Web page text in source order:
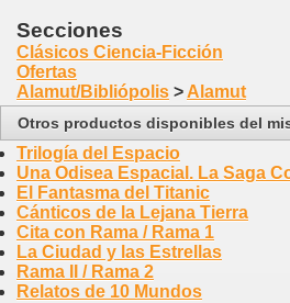
Secciones
Clásicos Ciencia-Ficción
Ofertas
Alamut/Bibliópolis > Alamut
Otros productos disponibles del
Trilogía del Espacio
Una Odisea Espacial. La Saga
El Fantasma del Titanic
Cánticos de la Lejana Tierra
Cita con Rama / Rama 1
La Ciudad y las Estrellas
Rama II / Rama 2
Relatos de 10 Mundos